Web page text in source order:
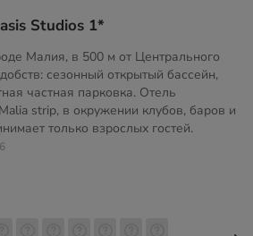
Studios 1*
Малия, в 500 м от Центрального
сезонный открытый бассейн,
частная парковка. Отель
strip, в окружении клубов, баров и
только взрослых гостей.